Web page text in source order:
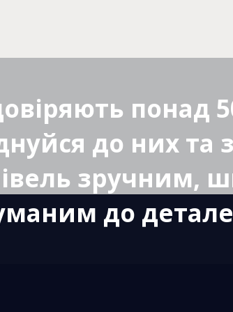
понад
до них та
зручним,
до